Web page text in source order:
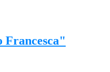
Francesca"